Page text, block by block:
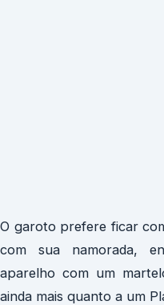
O garoto prefere ficar
com sua namorada,
aparelho com um
ainda mais quanto a um